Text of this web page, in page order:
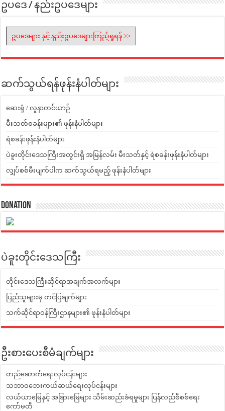
ဥပဒေ / နည်းဥပဒေများ
ဥပဒေများ နှင့် နည်းဥပဒေများကြည့်ရှုရန် >>
ဆက်သွယ်ရန်ဖုန်းနံပါတ်များ
ဆေးရုံ / လူနာတင်ယာဉ်
မီးသတ်စခန်းများ၏ ဖုန်းနံပါတ်များ
ရဲစခန်းဖုန်းနံပါတ်များ
ပဲခူးတိုင်းဒေသကြီးအတွင်းရှိ အမြန်လမ်း မီးသတ်နှင့် ရဲစခန်းဖုန်းနံပါတ်များ
လျှပ်စစ်မီးပျက်ပါက ဆက်သွယ်ရမည့် ဖုန်းနံပါတ်များ
Donation
ပဲခူးတိုင်းဒေသကြီး
တိုင်းဒေသကြီးဆိုင်ရာအချက်အလက်များ
ပြည်သူများမှ တင်ပြချက်များ
သက်ဆိုင်ရာဝန်ကြီးဌာနများ၏ ဖုန်းနံပါတ်များ
ဦးစားပေးစီမံချက်များ
တည်ဆောက်ရေးလုပ်ငန်းများ
သဘာဝဘေးကယ်ဆယ်ရေးလုပ်ငန်းများ
လယ်ယာမြေနှင့် အခြားမြေများ သိမ်းဆည်းခံရမှုများ ပြန်လည်စီစစ်ရေး
ကော်မတီ